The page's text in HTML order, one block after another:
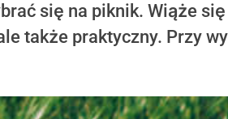
się na piknik. Wiąże
także praktyczny. Przy